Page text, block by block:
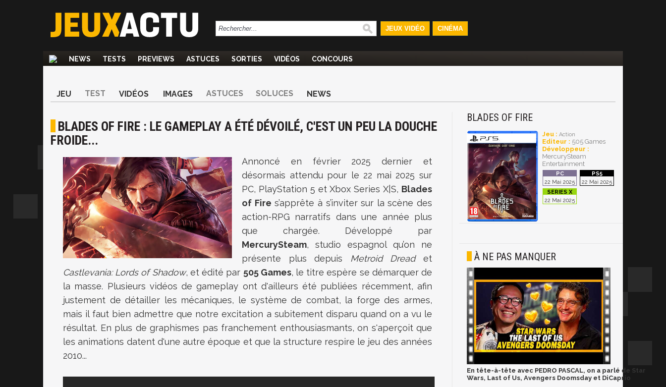
JEUX VIDÉO CINÉMA
NEWS TESTS PREVIEWS ASTUCES SORTIES VIDÉOS CONCOURS
JEU TEST VIDÉOS IMAGES ASTUCES SOLUCES NEWS
BLADES OF FIRE : LE GAMEPLAY A ÉTÉ DÉVOILÉ, C'EST UN PEU LA DOUCHE
FROIDE...
Annoncé en février 2025 dernier et
désormais attendu pour le 22 mai 2025 sur
PC, PlayStation 5 et Xbox Series X|S, Blades
of Fire s’apprête à s’inviter sur la scène des
action-RPG narratifs dans une année plus
que chargée. Développé par
MercurySteam, studio espagnol qu’on ne
présente plus depuis
Metroid Dreadet
Castlevania: Lords of Shadow, et édité par 505 Games, le titre espère se démarquer de
la masse. Plusieurs vidéos de gameplay ont d'ailleurs été publiées récemment, afin
justement de détailler les mécaniques, le système de combat, la forge des armes,
mais il faut bien admettre que notre excitation a subitement disparu quand on a vu le
résultat. En plus de graphismes pas franchement enthousiasmants, on s'aperçoit que
les animations datent d'une autre époque et que la structure respire le jeu des années
2010...
BLADES OF FIRE
Jeu : Action
Editeur : 505 Games
Développeur :
MercurySteam
Entertainment
22 Mai 2025 22 Mai 2025
22 Mai 2025
À NE PAS MANQUER
En tête-à-tête avec PEDRO PASCAL, on a parlé de Star
Wars, Last of Us, Avengers Doomsday et DiCaprio